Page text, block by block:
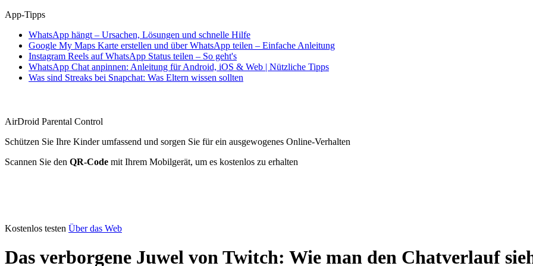
App-Tipps
WhatsApp hängt – Ursachen, Lösungen und schnelle Hilfe
Google My Maps Karte erstellen und über WhatsApp teilen – Einfache Anleitung
Instagram Reels auf WhatsApp Status teilen – So geht's
WhatsApp Chat anpinnen: Anleitung für Android, iOS & Web | Nützliche Tipps
Was sind Streaks bei Snapchat: Was Eltern wissen sollten
AirDroid Parental Control
Schützen Sie Ihre Kinder umfassend und sorgen Sie für ein ausgewogenes Online-Verhalten
Scannen Sie den QR-Code mit Ihrem Mobilgerät, um es kostenlos zu erhalten
Kostenlos testen Über das Web
Das verborgene Juwel von Twitch: Wie man den Chatverlauf